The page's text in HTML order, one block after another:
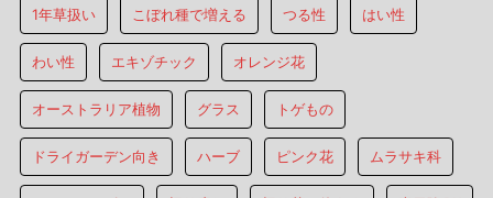
1年草扱い こぼれ種で増える つる性 はい性
わい性 エキゾチック オレンジ花
オーストラリア植物 グラス トゲもの
ドライガーデン向き ハーブ ピンク花 ムラサキ科